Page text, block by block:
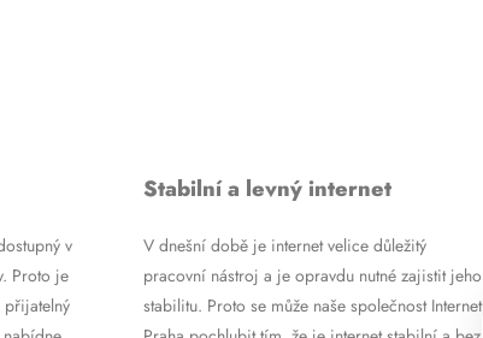
v
Proto je
přijatelný
Stabilní a levný internet
V dnešní době je internet velice důležitý
pracovní nástroj a je opravdu nutné zajistit jeho
stabilitu. Proto se může naše společnost Internet